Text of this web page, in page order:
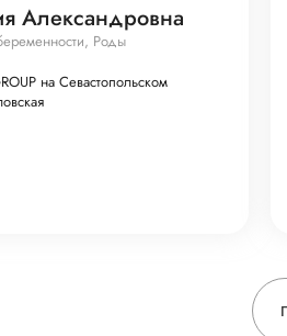
Александровна
Роды
на Севастопольском